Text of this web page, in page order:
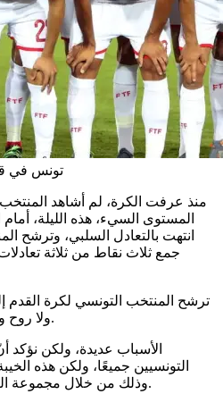
تونس في
منذ عرفت الكرة، لم أشاهد المنتخب
المستوى السيء، هذه الليلة،
انتهت بالتعادل السلبي، وترشح
جمع ثلاث نقاط من ثلاثة
ترشح المنتخب التونسي لكرة القدم
ولا روح وبدون إقناع، فما هي الأسباب؟.
الأسباب عديدة، ولكن
التونسيين جميعًا، ولكن هذه
وذلك من خلال مجموعة اللاعبين الذين تمّ عليهم الاختيار.